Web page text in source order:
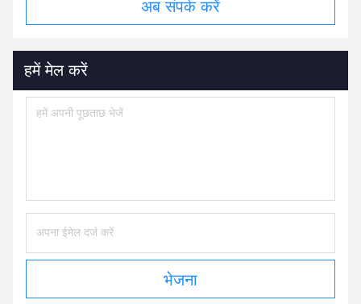
अब संपर्क करें
हमें मेल करें
भेजना